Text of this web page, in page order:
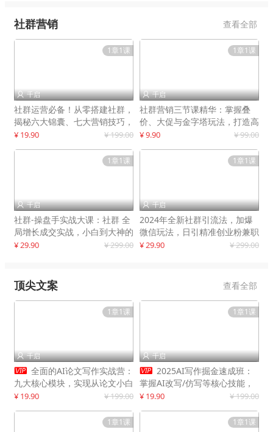
社群营销 查看全部
1章1课
 千启
社群运营必备！从零搭建社群，
揭秘六大锦囊、七大营销技巧，
打造火爆社群
¥ 19.90 ¥ 199.00
1章1课
 千启
社群营销三节课精华：掌握叠
价、大促与金字塔玩法，打造高
效营销体系
¥ 9.90 ¥ 99.00
1章1课
 千启
社群-操盘手实战大课：社群 全
局增长成交实战，小白到大神的
进阶之路
¥ 29.90 ¥ 299.00
1章1课
 千启
2024年全新社群引流法，加爆
微信玩法，日引精准创业粉兼职
粉200+
¥ 29.90 ¥ 299.00
顶尖文案 查看全部
1章1课
 千启
 全面的AI论文写作实战营：
九大核心模块，实现从论文小白
到高效产出的跨越
¥ 19.90 ¥ 199.00
1章1课
 千启
 2025AI写作掘金速成班：
掌握AI改写/仿写等核心技能，
实现单篇文案变现500+
¥ 19.90 ¥ 199.00
1章1课 1章1课